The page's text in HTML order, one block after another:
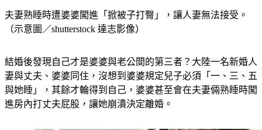
夫妻熟睡時遭婆婆闖進「掀被子打臀」，讓人妻無法接受。
（示意圖／shutterstock 達志影像）
結婚後發現自己才是婆婆與老公間的第三者？大陸一名新婚人
妻與丈夫、婆婆同住，沒想到婆婆規定兒子必須「一、三、五
與她睡」，其餘才輪得到自己，婆婆甚至會在夫妻倆熟睡時闖
進房內打丈夫屁股，讓她崩潰決定離婚。